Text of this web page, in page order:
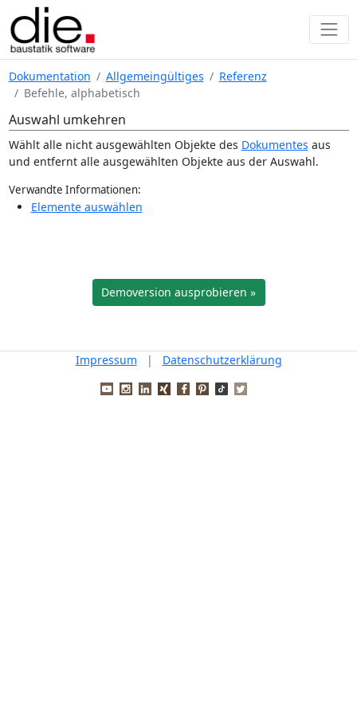
Dokumentation Allgemeingültiges
Referenz
Befehle, alphabetisch
Auswahl umkehren
Wählt alle nicht ausgewählten Objekte des Dokumentes aus
und entfernt alle ausgewählten Objekte aus der Auswahl.
Verwandte Informationen:
Elemente auswählen
Demoversion ausprobieren »
Impressum | Datenschutzerklärung